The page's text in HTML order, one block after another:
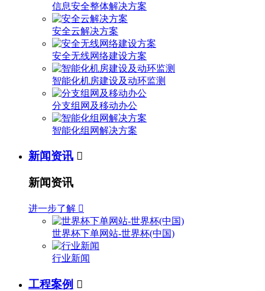
信息安全整体解决方案
安全云解决方案
安全无线网络建设方案
智能化机房建设及动环监测
分支组网及移动办公
智能化组网解决方案
新闻资讯 
新闻资讯
进一步了解 
世界杯下单网站-世界杯(中国)
行业新闻
工程案例 